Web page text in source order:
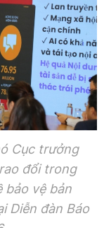
Cục trưởng
đổi trong
bảo vệ bản
Diễn đàn Báo